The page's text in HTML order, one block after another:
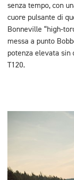
senza tempo, con
cuore pulsante di
Bonneville “high-
messa a punto
potenza elevata
T120.